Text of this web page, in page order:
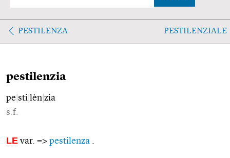
PESTILENZA PESTILENZIALE
pestilenzia
pe sti lèn zia
s.f.
LE var. => pestilenza